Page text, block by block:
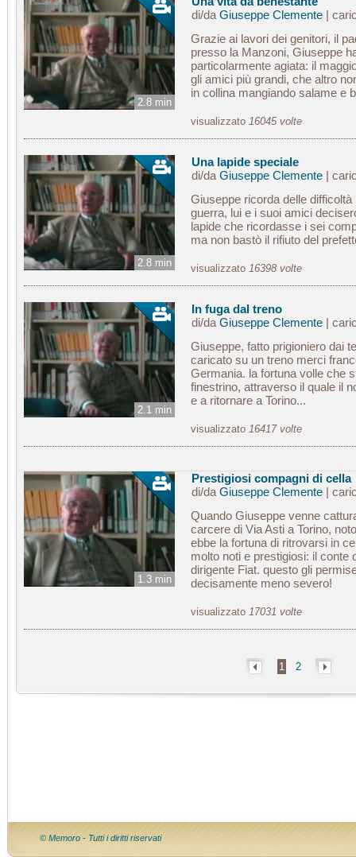
2.8 min
di/da Giuseppe Clemente|
Grazie ai lavori dei genitori, il
presso la Manzoni, Giuseppe
particolarmente agiata: il
gli amici più grandi, che altro
in collina mangiando salame e
visualizzato 16045 volte
2.8 min
Una lapide speciale
di/da Giuseppe Clemente|
Giuseppe ricorda delle
guerra, lui e i suoi amici
lapide che ricordasse i sei
ma non bastò il rifiuto del
visualizzato 16398 volte
2.1 min
In fuga dal treno
di/da Giuseppe Clemente|
Giuseppe, fatto prigioniero dai
caricato su un treno merci
Germania. la fortuna volle che
finestrino, attraverso il quale il
e a ritornare a Torino...
visualizzato 16417 volte
1.3 min
Prestigiosi compagni di cella
di/da Giuseppe Clemente|
Quando Giuseppe venne
carcere di Via Asti a Torino,
ebbe la fortuna di ritrovarsi in
molto noti e prestigiosi: il conte
dirigente Fiat. questo gli
decisamente meno severo!
visualizzato 17031 volte
1 2
© Memoro - Tutti i diritti riservati